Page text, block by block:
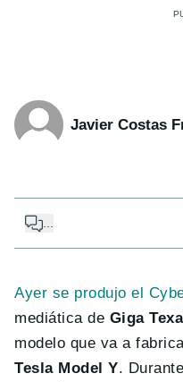
Javier Costas
...
Ayer se produjo el
mediática de Giga
modelo que va a
Tesla Model Y.